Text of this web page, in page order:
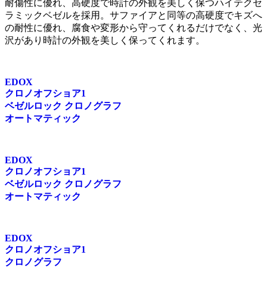
耐傷性に優れ、高硬度で時計の外観を美しく保つハイテクセ
ラミックベゼルを採用。サファイアと同等の高硬度でキズへ
の耐性に優れ、腐食や変形から守ってくれるだけでなく、光
沢があり時計の外観を美しく保ってくれます。
EDOX
クロノオフショア1
ベゼルロック クロノグラフ
オートマティック
EDOX
クロノオフショア1
ベゼルロック クロノグラフ
オートマティック
EDOX
クロノオフショア1
クロノグラフ